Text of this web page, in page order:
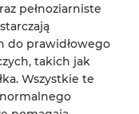
pełnoziarniste
do prawidłowego
takich jak
Wszystkie te